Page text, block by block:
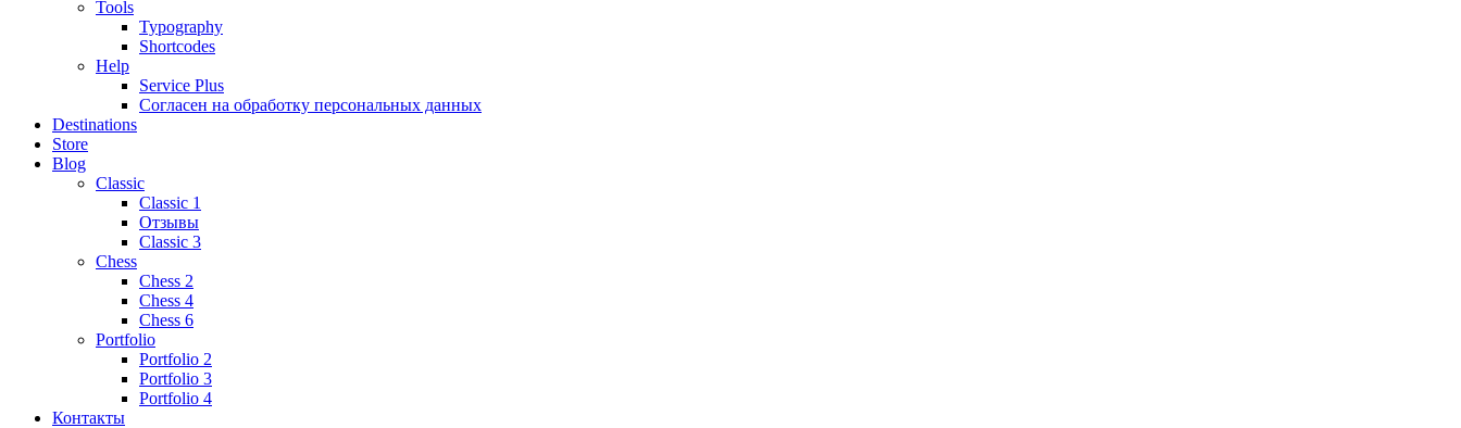
Tools
Typography
Shortcodes
Help
Service Plus
Согласен на обработку персональных данных
Destinations
Store
Blog
Classic
Classic 1
Отзывы
Classic 3
Chess
Chess 2
Chess 4
Chess 6
Portfolio
Portfolio 2
Portfolio 3
Portfolio 4
Контакты